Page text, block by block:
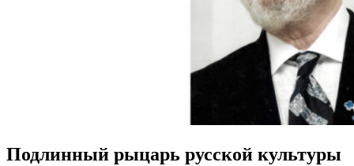
Подлинный рыцарь русской культуры